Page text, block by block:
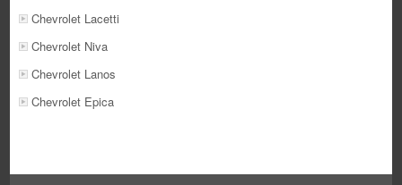
Chevrolet Lacetti
Chevrolet Niva
Chevrolet Lanos
Chevrolet Epica